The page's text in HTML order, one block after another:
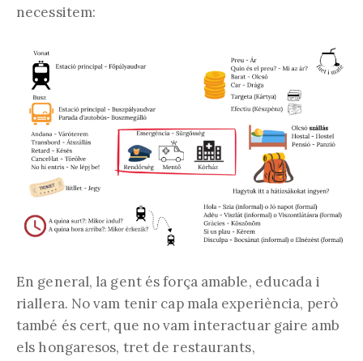
necessitem:
En general, la gent és força amable, educada i
riallera. No vam tenir cap mala experiència, però
també és cert, que no vam interactuar gaire amb
els hongaresos, tret de restaurants,